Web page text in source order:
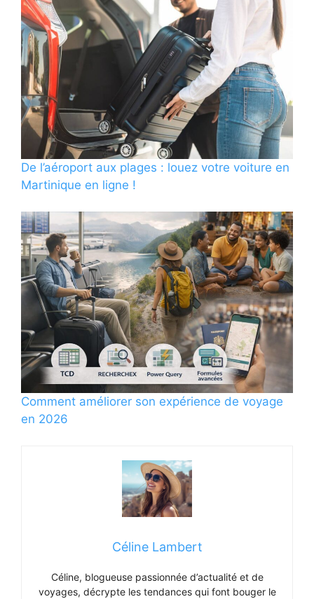
De l’aéroport aux plages : louez votre voiture en
Martinique en ligne !
Comment améliorer son expérience de voyage
en 2026
Céline Lambert
Céline, blogueuse passionnée d’actualité et de
voyages, décrypte les tendances qui font bouger le